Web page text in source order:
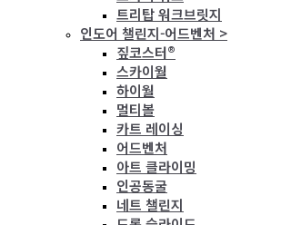
트리탑 워크브릿지
인도어 챌린지-어드벤처 >
짚코스터®
스카이월
하이월
멀티볼
카트 레이싱
어드벤처
아트 클라이밍
인공동굴
네트 챌린지